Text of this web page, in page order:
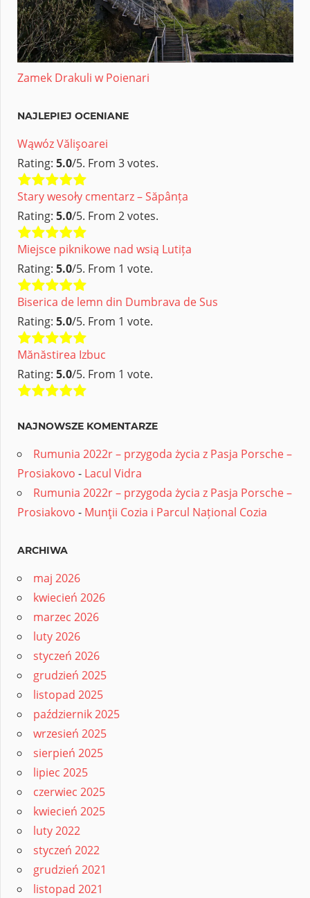
Zamek Drakuli w Poienari
NAJLEPIEJ OCENIANE
Wąwóz Vălişoarei
Rating: 5.0/5. From 3 votes.
Stary wesoły cmentarz – Săpânța
Rating: 5.0/5. From 2 votes.
Miejsce piknikowe nad wsią Lutița
Rating: 5.0/5. From 1 vote.
Biserica de lemn din Dumbrava de Sus
Rating: 5.0/5. From 1 vote.
Mănăstirea Izbuc
Rating: 5.0/5. From 1 vote.
NAJNOWSZE KOMENTARZE
Rumunia 2022r – przygoda życia z Pasja Porsche –
Prosiakovo - Lacul Vidra
Rumunia 2022r – przygoda życia z Pasja Porsche –
Prosiakovo - Munţii Cozia i Parcul Național Cozia
ARCHIWA
maj 2026
kwiecień 2026
marzec 2026
luty 2026
styczeń 2026
grudzień 2025
listopad 2025
październik 2025
wrzesień 2025
sierpień 2025
lipiec 2025
czerwiec 2025
kwiecień 2025
luty 2022
styczeń 2022
grudzień 2021
listopad 2021